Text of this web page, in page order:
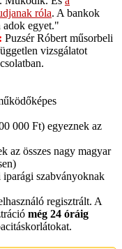
róla. A bankok
adok egyet."
Puzsér Róbert műsorbeli
vizsgálatot
000 Ft) egyeznek az
az összes nagy magyar
szabványoknak
regisztrált. A
még 24 óráig